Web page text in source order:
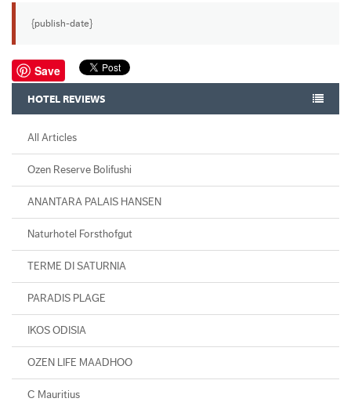
{publish-date}
Save
HOTEL REVIEWS
All Articles
Ozen Reserve Bolifushi
ANANTARA PALAIS HANSEN
Naturhotel Forsthofgut
TERME DI SATURNIA
PARADIS PLAGE
IKOS ODISIA
OZEN LIFE MAADHOO
C Mauritius